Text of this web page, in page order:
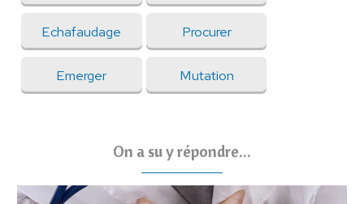
Echafaudage Procurer
Emerger Mutation
On a su y répondre...